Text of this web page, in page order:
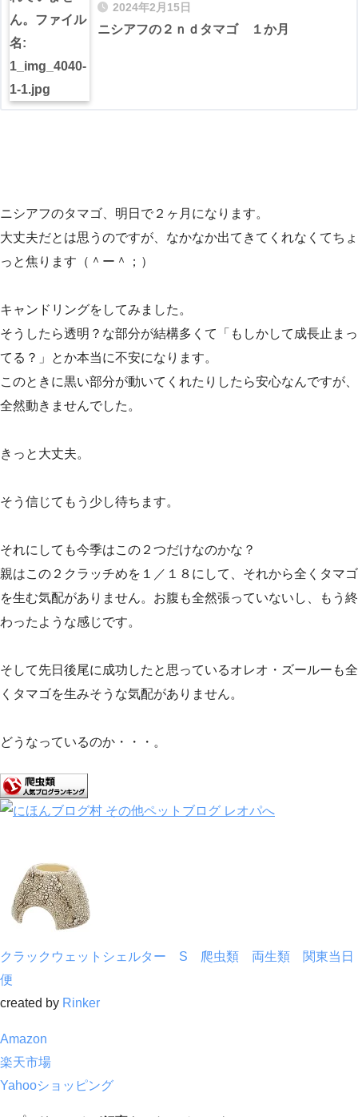
2024年2月15日
ニシアフの２ｎｄタマゴ １か月
ニシアフのタマゴ、明日で２ヶ月になります。
大丈夫だとは思うのですが、なかなか出てきてくれなくてちょ
っと焦ります（＾ー＾；）
キャンドリングをしてみました。
そうしたら透明？な部分が結構多くて「もしかして成長止まっ
てる？」とか本当に不安になります。
このときに黒い部分が動いてくれたりしたら安心なんですが、
全然動きませんでした。
きっと大丈夫。
そう信じてもう少し待ちます。
それにしても今季はこの２つだけなのかな？
親はこの２クラッチめを１／１８にして、それから全くタマゴ
を生む気配がありません。お腹も全然張っていないし、もう終
わったような感じです。
そして先日後尾に成功したと思っているオレオ・ズールーも全
くタマゴを生みそうな気配がありません。
どうなっているのか・・・。
クラックウェットシェルター S 爬虫類 両生類 関東当日
便
created by Rinker
Amazon
楽天市場
Yahooショッピング